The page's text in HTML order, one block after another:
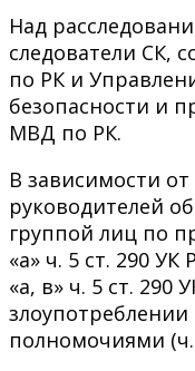
Над
следователи СК,
по РК и
безопасности и
МВД по РК.
В зависимости
руководителей
группой лиц по
«а» ч. 5 ст. 290
«а, в» ч. 5 ст. 290
полномочиями (ч.